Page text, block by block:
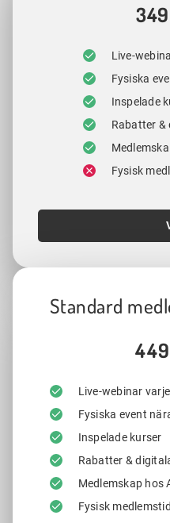
Live-
Fysiska
Inspelade
Rabatter &
Fysisk
Standard
Live-webinar
Fysiska event
Inspelade kurser
Rabatter &
Medlemskap hos
Fysisk